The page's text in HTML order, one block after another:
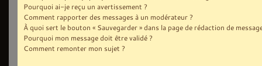
Pourquoi ai-je reçu un avertissement ?
Comment rapporter des messages à un modérateur ?
À quoi sert le bouton « Sauvegarder » dans la page de rédaction de
Pourquoi mon message doit être validé ?
Comment remonter mon sujet ?